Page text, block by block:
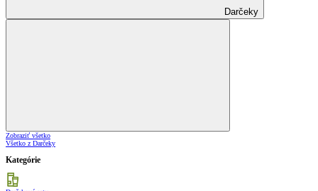
Darčeky
Zobraziť všetko
Všetko z Darčeky
Kategórie